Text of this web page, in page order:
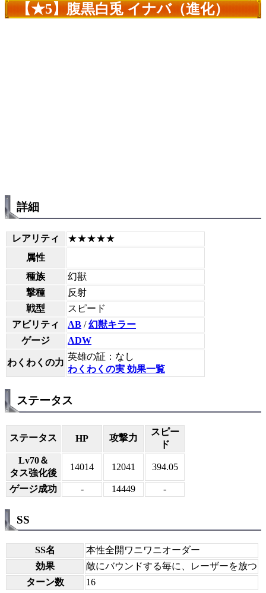
【★5】腹黒白兎 イナバ（進化）
詳細
レアリティ
★★★★★
属性
種族
幻獣
撃種
反射
戦型
スピード
アビリティ
AB /幻獣キラー
ゲージ
ADW
わくわくの力
英雄の証：なし
わくわくの実 効果一覧
ステータス
ステータス HP 攻撃力
スピー
ド
Lv70＆
タス強化後
14014 12041 394.05
ゲージ成功 - 14449 -
SS
SS名
本性全開ワニワニオーダー
効果
敵にバウンドする毎に、レーザーを放つ
ターン数
16